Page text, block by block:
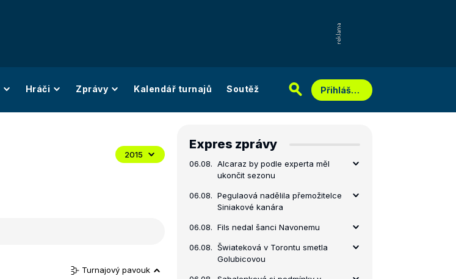
Hráči Zprávy Kalendář turnajů Soutěž Přihlášení
2015
Turnajový pavouk
Expres zprávy
06.08. Alcaraz by podle experta měl
ukončit sezonu
06.08. Pegulaová nadělila přemožitelce
Siniakové kanára
06.08. Fils nedal šanci Navonemu
06.08. Šwiateková v Torontu smetla
Golubicovou